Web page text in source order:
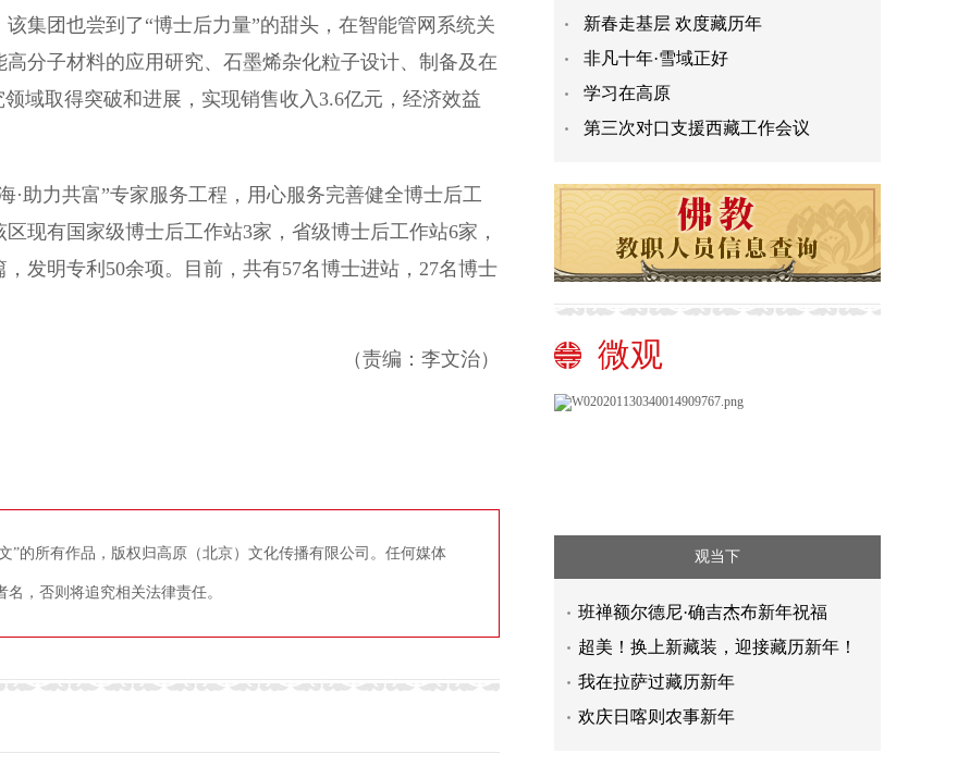
集团也尝到了“博士后力量”的甜头，在智能管网系统关
分子材料的应用研究、石墨烯杂化粒子设计、制备及在
域取得突破和进展，实现销售收入3.6亿元，经济效益
力共富”专家服务工程，用心服务完善健全博士后工
现有国家级博士后工作站3家，省级博士后工作站6家，
发明专利50余项。目前，共有57名博士进站，27名博士
（责编：李文治）
”的所有作品，版权归高原（北京）文化传播有限公司。任何媒体
，否则将追究相关法律责任。
新春走基层 欢度藏历年
非凡十年·雪域正好
学习在高原
第三次对口支援西藏工作会议
微观
观当下
班禅额尔德尼·确吉杰布新年祝福
超美！换上新藏装，迎接藏历新年！
我在拉萨过藏历新年
欢庆日喀则农事新年